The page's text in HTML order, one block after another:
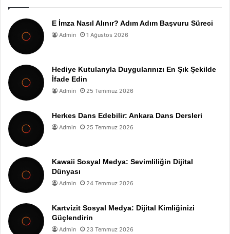
E İmza Nasıl Alınır? Adım Adım Başvuru Süreci
Admin 1 Ağustos 2026
Hediye Kutularıyla Duygularınızı En Şık Şekilde
İfade Edin
Admin 25 Temmuz 2026
Herkes Dans Edebilir: Ankara Dans Dersleri
Admin 25 Temmuz 2026
Kawaii Sosyal Medya: Sevimliliğin Dijital
Dünyası
Admin 24 Temmuz 2026
Kartvizit Sosyal Medya: Dijital Kimliğinizi
Güçlendirin
Admin 23 Temmuz 2026